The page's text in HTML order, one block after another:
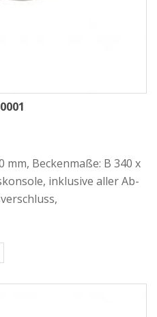
mm, Beckenmaße: B 340 x
inklusive aller Ab-